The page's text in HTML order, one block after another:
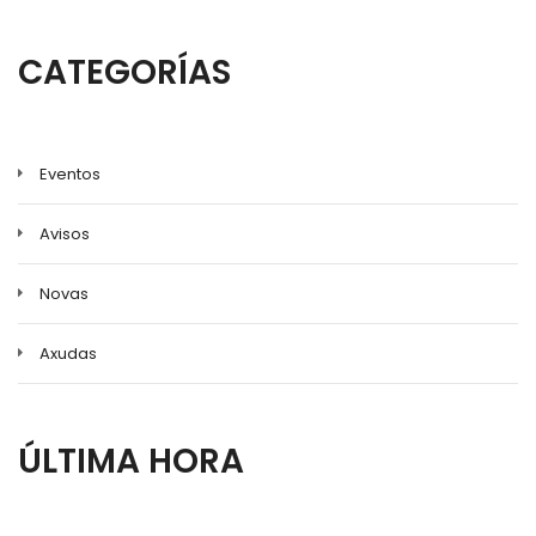
CATEGORÍAS
Eventos
Avisos
Novas
Axudas
ÚLTIMA HORA